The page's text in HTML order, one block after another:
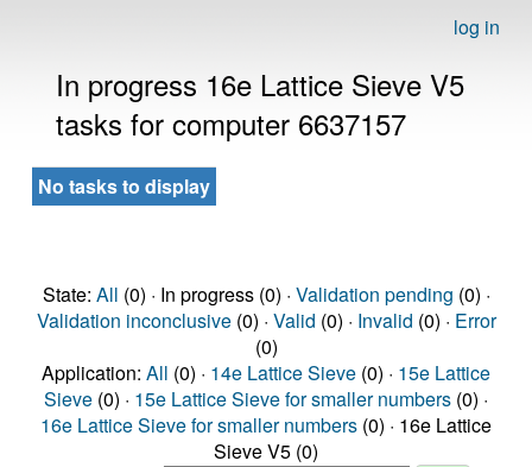
log in
In progress 16e Lattice Sieve V5
tasks for computer 6637157
No tasks to display
State: All (0) · In progress (0) · Validation pending (0) ·
Validation inconclusive(0) · Valid (0) · Invalid (0) · Error
(0)
Application: All (0) · 14e Lattice Sieve (0) · 15e Lattice
Sieve (0) · 15e Lattice Sieve for smaller numbers (0) ·
16e Lattice Sieve for smaller numbers (0) · 16e Lattice
Sieve V5 (0)